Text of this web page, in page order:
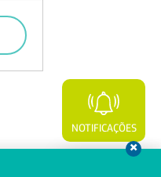
NOTIFICAÇÕES